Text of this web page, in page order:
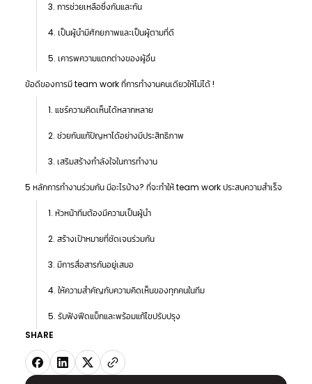
3. การช่วยเหลือซึ่งกันและกัน
4. เป็นผู้นำมีศักยภาพและเป็นผู้ตามที่ดี
5. เคารพความแตกต่างของผู้อื่น
ข้อดีของการมี team work ที่การทำงานคนเดียวให้ไม่ได้ !
1. แชร์ความคิดเห็นได้หลากหลาย
2. ช่วยกันแก้ปัญหาได้อย่างมีประสิทธิภาพ
3. เสริมสร้างกำลังใจในการทำงาน
5 หลักการทำงานร่วมกัน มีอะไรบ้าง? ที่จะทำให้ team work ประสบความสำเร็จ
1. หัวหน้าทีมต้องมีความเป็นผู้นำ
2. สร้างเป้าหมายที่ชัดเจนร่วมกัน
3. มีการสื่อสารกันอยู่เสมอ
4. ให้ความสำคัญกับความคิดเห็นของทุกคนในทีม
5. รับฟังฟีดแบ็กและพร้อมแก้ไขปรับปรุง
SHARE